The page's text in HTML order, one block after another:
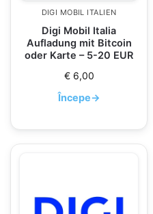
DIGI MOBIL ITALIEN
Digi Mobil Italia
Aufladung mit Bitcoin
oder Karte – 5-20 EUR
€6,00
Începe→